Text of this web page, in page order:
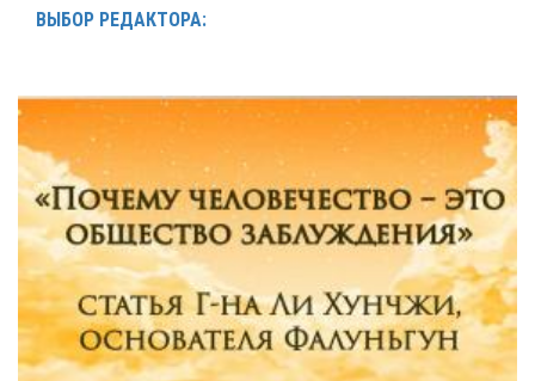
ВЫБОР РЕДАКТОРА: